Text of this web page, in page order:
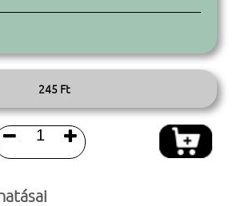
245 Ft
 